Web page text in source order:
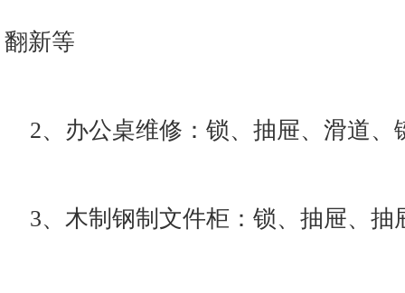
翻新等
2、办公桌维修：锁、抽屉、滑道、
3、木制钢制文件柜：锁、抽屉、抽